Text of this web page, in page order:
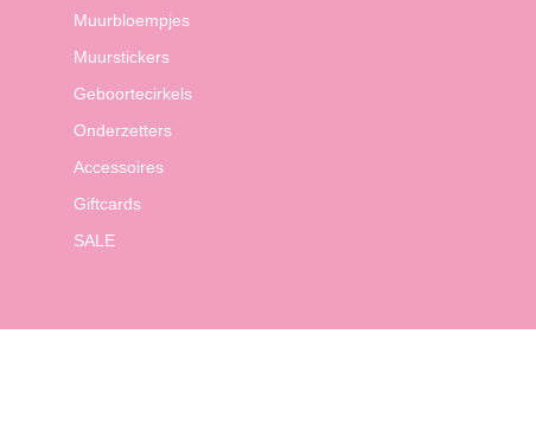
Muurbloempjes
Muurstickers
Geboortecirkels
Onderzetters
Accessoires
Giftcards
SALE